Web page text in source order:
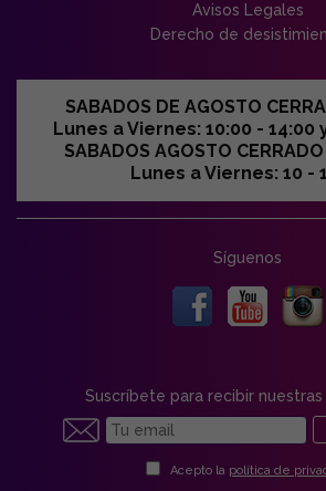
Avisos Legales
Derecho de
SABADOS DE AGOSTO
Lunes a Viernes: 10:00 - 14:00
SABADOS AGOSTO
Lunes a Viernes: 10 -
Síguenos
Suscríbete para recibir
Acepto la política de